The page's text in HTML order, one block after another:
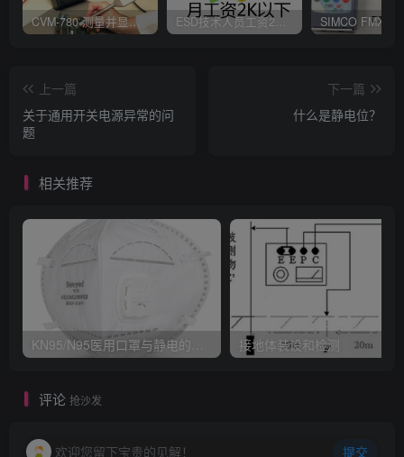
CVM-780 测量并显示实时静电压数据、操作说明 ESD技术人员工资2K以下，你相信吗？
上一篇
关于通用开关电源异常的问
题
下一篇
什么是静电位？
相关推荐
KN95/N95医用口罩与静电的秘密关系 接地体装设和检测
评论 抢沙发
欢迎您留下宝贵的见解！ 提交